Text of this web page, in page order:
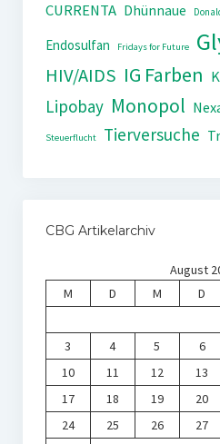
CURRENTA Dhünnaue
Endosulfan
Fridays for Future
HIV/AIDS IG Farben
Lipobay Monopol
Steuerflucht Tierversuche
CBG Artikelarchiv
August
M
D M D
3
4 5 6
10
11 12 13
17
18 19 20
24
25 26 27